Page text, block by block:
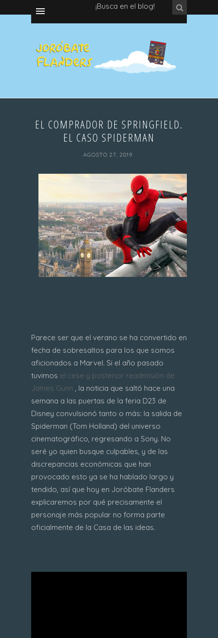
¡Busca en el blog!
EL COMPRADOR DE SPRINGFIELD.
EL CASO SPIDERMAN
AGOSTO 27, 2019
Parece ser que el verano se ha convertido en
fecha de sobresaltos para los que somos
aficionados a Marvel. Si el año pasado
tuvimos el cese y posterior readmisión de
James Gunn , la noticia que saltó hace una
semana a las puertas de la feria D23 de
Disney convulsionó tanto o más: la salida de
Spiderman (Tom Holland) del universo
cinematográfico, regresando a Sony. No
seré yo quien busque culpables, y de las
discrepancias económicas que han
provocado esto ya se ha hablado largo y
tendido, así que hoy en Joróbate Flanders
explicaremos por qué precisamente el
personaje más popular no forma parte
oficialmente de la Casa de las ideas.